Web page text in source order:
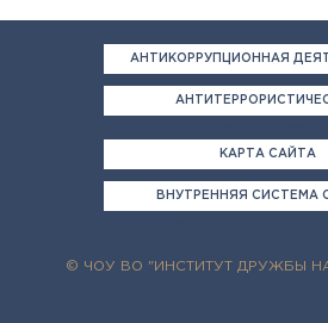
АНТИКОРРУПЦИОННАЯ
КАРТА САЙТА
ВНУТРЕННЯЯ СИСТЕМА
© ЧОУ ВО "ИНСТИТУТ ДРУЖБЫ